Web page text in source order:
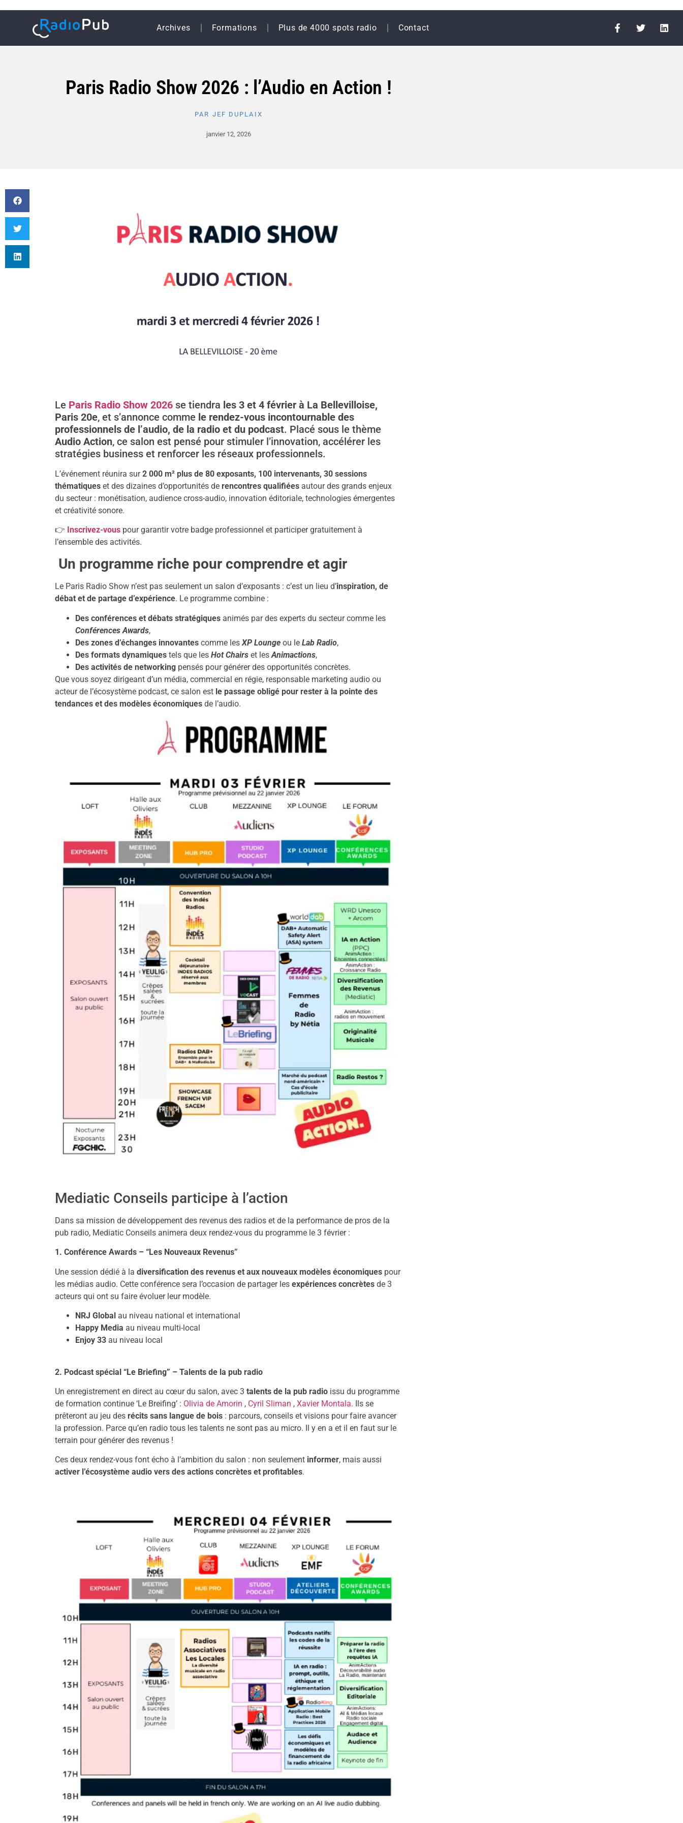
Archives Formations Plus de 4000 spots radio Contact
Paris Radio Show 2026 : l’Audio en Action !
PAR JEF DUPLAIX
janvier 12, 2026
Le Paris Radio Show 2026 se tiendra les 3 et 4 février à La Bellevilloise,
Paris 20e, et s’annonce comme le rendez-vous incontournable des
professionnels de l’audio, de la radio et du podcast. Placé sous le thème
Audio Action, ce salon est pensé pour stimuler l’innovation, accélérer les
stratégies business et renforcer les réseaux professionnels.
L’événement réunira sur2 000 m² plus de 80 exposants, 100 intervenants, 30 sessions
thématiques et des dizaines d’opportunités de rencontres qualifiées autour des grands enjeux
du secteur : monétisation, audience cross-audio, innovation éditoriale, technologies émergentes
et créativité sonore.
👉 Inscrivez-vous pour garantir votre badge professionnel et participer gratuitement à
l’ensemble des activités.
Un programme riche pour comprendre et agir
Le Paris Radio Show n’est pas seulement un salon d’exposants : c’est un lieu d’inspiration, de
débat et de partage d’expérience. Le programme combine :
Des conférences et débats stratégiques animés par des experts du secteur comme les
Conférences Awards,
Des zones d’échanges innovantes comme les XP Lounge ou le Lab Radio,
Des formats dynamiques tels que les Hot Chairs et les Animactions,
Des activités de networking pensés pour générer des opportunités concrètes.
Que vous soyez dirigeant d’un média, commercial en régie, responsable marketing audio ou
acteur de l’écosystème podcast, ce salon est le passage obligé pour rester à la pointe des
tendances et des modèles économiques de l’audio.
Mediatic Conseils participe à l’action
Dans sa mission de développement des revenus des radios et de la performance de pros de la
pub radio, Mediatic Conseils animera deux rendez-vous du programme le 3 février :
1. Conférence Awards – “Les Nouveaux Revenus”
Une session dédié à la diversification des revenus et aux nouveaux modèles économiques pour
les médias audio. Cette conférence sera l’occasion de partager les expériences concrètes de 3
acteurs qui ont su faire évoluer leur modèle.
NRJ Global au niveau national et international
Happy Media au niveau multi-local
Enjoy 33 au niveau local
2. Podcast spécial “Le Briefing” – Talents de la pub radio
Un enregistrement en direct au cœur du salon, avec 3 talents de la pub radio issu du programme
de formation continue ‘Le Breifing’ : Olivia de Amorin , Cyril Sliman , Xavier Montala. Ils se
prêteront au jeu des récits sans langue de bois : parcours, conseils et visions pour faire avancer
la profession. Parce qu’en radio tous les talents ne sont pas au micro. Il y en a et il en faut sur le
terrain pour générer des revenus !
Ces deux rendez-vous font écho à l’ambition du salon : non seulement informer, mais aussi
activer l’écosystème audio vers des actions concrètes et profitables.